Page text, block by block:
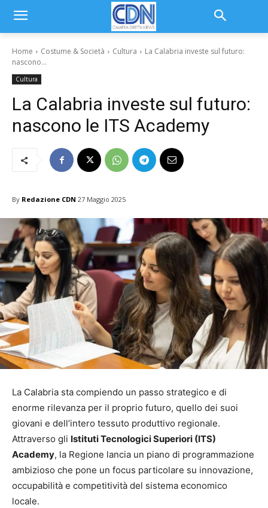
Home Costume & Società Cultura
La Calabria investe sul futuro:
nascono...
Cultura
La Calabria investe sul futuro:
nascono le ITS Academy
By Redazione CDN 27 Maggio 2025
La Calabria sta compiendo un passo strategico e di
enorme rilevanza per il proprio futuro, quello dei suoi
giovani e dell’intero tessuto produttivo regionale.
Attraverso gli Istituti Tecnologici Superiori (ITS)
Academy, la Regione lancia un piano di programmazione
ambizioso che pone un focus particolare su innovazione,
occupabilità e competitività del sistema economico
locale.